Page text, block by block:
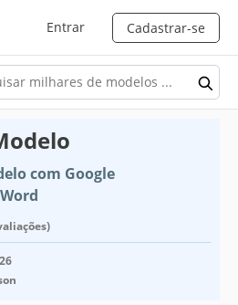
Entrar Cadastrar-se
com Google